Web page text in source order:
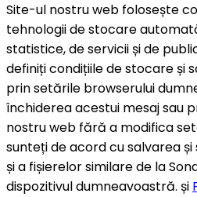
Site-ul nostru web folosește
tehnologii de stocare
statistice, de servicii și de
definiți condițiile de stocare și
prin setările browserului
închiderea acestui mesaj sau
nostru web fără a modifica
sunteți de acord cu salvarea
și a fișierelor similare de la
dispozitivul dumneavoastră. și